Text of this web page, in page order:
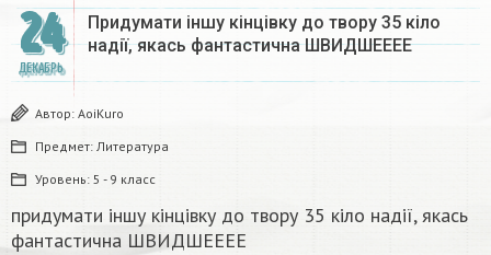
24
ДЕКАБРЬ
Придумати іншу кінцівку до твору 35 кіло
надії, якась фантастична​ ШВИДШЕЕЕЕ
Автор: AoiKuro
Предмет: Литература
Уровень: 5 - 9 класс
придумати іншу кінцівку до твору 35 кіло надії, якась
фантастична​ ШВИДШЕЕЕЕ